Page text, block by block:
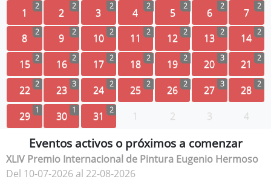
1 2 2 2 3 2 4 2 5 2 6 2 7 2
8 2 9 2 10 2 11 2 12 2 13 2 14 2
15 2 16 2 17 2 18 2 19 2 20 3 21 2
22 2 23 3 24 2 25 2 26 2 27 3 28 2
29 1 30 1 31 2 1 2 3 4
Eventos activos o próximos a comenzar
XLIV Premio Internacional de Pintura Eugenio Hermoso
Del 10-07-2026 al 22-08-2026